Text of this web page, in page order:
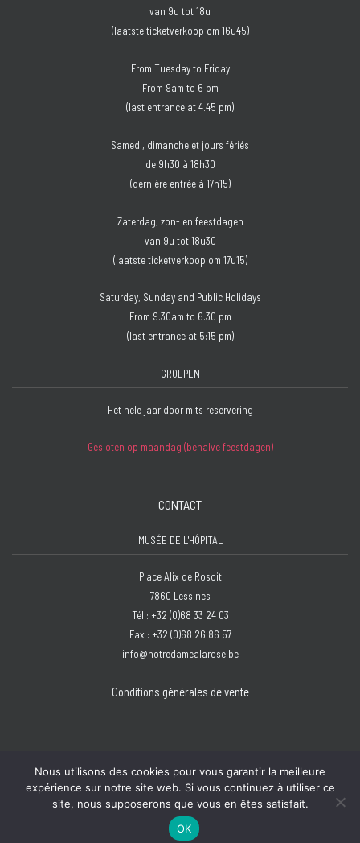
van 9u tot 18u
(laatste ticketverkoop om 16u45)
From Tuesday to Friday
From 9am to 6 pm
(last entrance at 4.45 pm)
Samedi, dimanche et jours fériés
de 9h30 à 18h30
(dernière entrée à 17h15)
Zaterdag, zon- en feestdagen
van 9u tot 18u30
(laatste ticketverkoop om 17u15)
Saturday, Sunday and Public Holidays
From 9.30am to 6.30 pm
(last entrance at 5:15 pm)
GROEPEN
Het hele jaar door mits reservering
Gesloten op maandag (behalve feestdagen)
CONTACT
MUSÉE DE L'HÔPITAL
Place Alix de Rosoit
7860 Lessines
Tél : +32 (0)68 33 24 03
Fax : +32 (0)68 26 86 57
info@notredamealarose.be
Conditions générales de vente
Copyright © 2026 Hôpital Notre-Dame à la Rose - Lessines | Design :Bzzz
Nous utilisons des cookies pour vous garantir la meilleure
expérience sur notre site web. Si vous continuez à utiliser ce
site, nous supposerons que vous en êtes satisfait.
OK